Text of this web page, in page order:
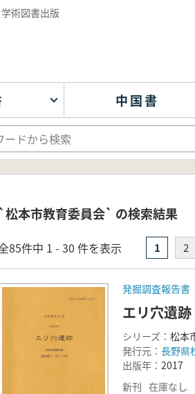
術図書出版
中国書
`松本市教育委員会` の検索結果
85件中 1 - 30 件を表示 1 2
発掘調査報告書
エリ穴遺
シリーズ： 松本
発行元： 長野県
出版年： 2017
新刊 在庫なし